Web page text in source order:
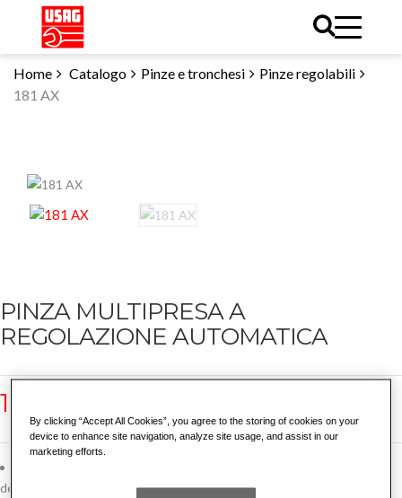
Home Catalogo Pinze e tronchesi
Pinze regolabili
181 AX
PINZA MULTIPRESA A
REGOLAZIONE AUTOMATICA
181 AX
destrosi e mancini
By clicking “Accept All Cookies”, you agree to the storing of cookies on your
device to enhance site navigation, analyze site usage, and assist in our
marketing efforts.